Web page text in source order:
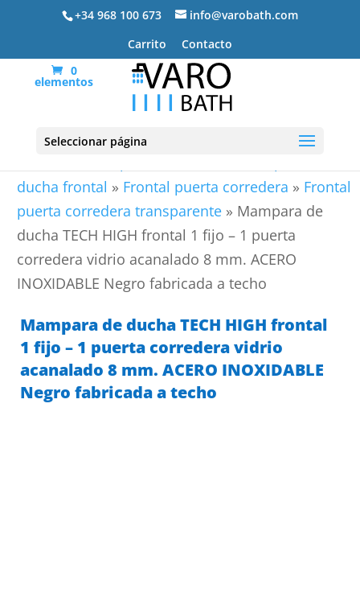
+34 968 100 673
info@varobath.com
Carrito
Contacto
0
elementos
Seleccionar página
ducha frontal » Frontal puerta corredera » Frontal
puerta corredera transparente » Mampara de
ducha TECH HIGH frontal 1 fijo – 1 puerta
corredera vidrio acanalado 8 mm. ACERO
INOXIDABLE Negro fabricada a techo
Mampara de ducha TECH HIGH frontal
1 fijo – 1 puerta corredera vidrio
acanalado 8 mm. ACERO INOXIDABLE
Negro fabricada a techo